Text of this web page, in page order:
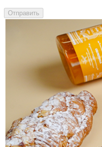
Отправить